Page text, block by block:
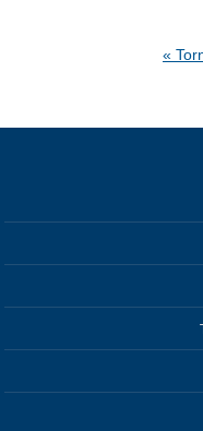
«